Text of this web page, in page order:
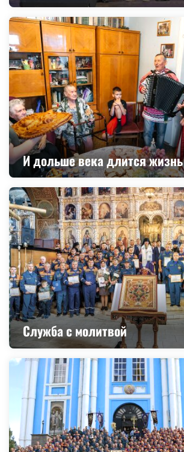
И дольше века длится жизнь
Служба с молитвой